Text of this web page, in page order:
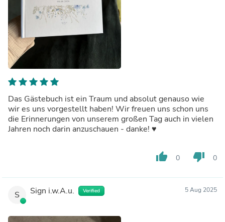
Das Gästebuch ist ein Traum und absolut genauso wie
wir es uns vorgestellt haben! Wir freuen uns schon uns
die Erinnerungen von unserem großen Tag auch in vielen
Jahren noch darin anzuschauen - danke! ♥️
thumb_up 0 thumb_down 0
S Sign i.w.A.u. Verified 5 Aug 2025